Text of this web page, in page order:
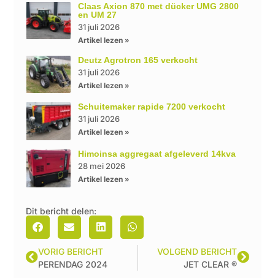
Claas Axion 870 met dücker UMG 2800
en UM 27
31 juli 2026
Artikel lezen »
Deutz Agrotron 165 verkocht
31 juli 2026
Artikel lezen »
Schuitemaker rapide 7200 verkocht
31 juli 2026
Artikel lezen »
Himoinsa aggregaat afgeleverd 14kva
28 mei 2026
Artikel lezen »
Dit bericht delen:
VORIG BERICHT
PERENDAG 2024
VOLGEND BERICHT
JET CLEAR ®